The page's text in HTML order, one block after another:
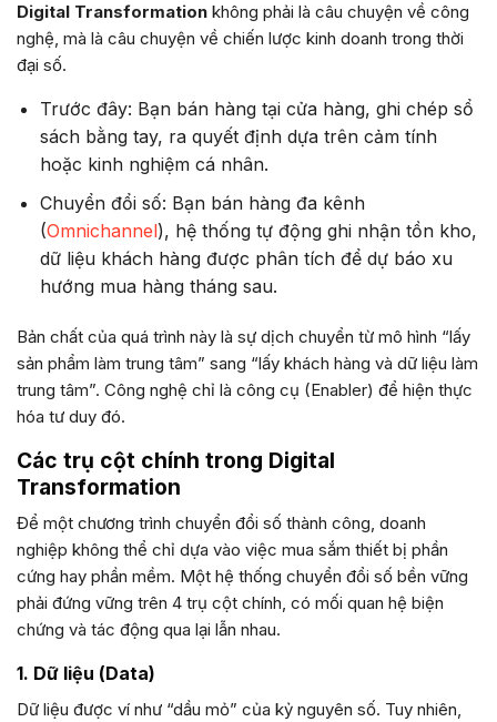
Digital Transformation không phải là câu chuyện về công
nghệ, mà là câu chuyện về chiến lược kinh doanh trong thời
đại số.
Trước đây: Bạn bán hàng tại cửa hàng, ghi chép sổ
sách bằng tay, ra quyết định dựa trên cảm tính
hoặc kinh nghiệm cá nhân.
Chuyển đổi số: Bạn bán hàng đa kênh
(Omnichannel), hệ thống tự động ghi nhận tồn kho,
dữ liệu khách hàng được phân tích để dự báo xu
hướng mua hàng tháng sau.
Bản chất của quá trình này là sự dịch chuyển từ mô hình “lấy
sản phẩm làm trung tâm” sang “lấy khách hàng và dữ liệu làm
trung tâm”. Công nghệ chỉ là công cụ (Enabler) để hiện thực
hóa tư duy đó.
Các trụ cột chính trong Digital
Transformation
Để một chương trình chuyển đổi số thành công, doanh
nghiệp không thể chỉ dựa vào việc mua sắm thiết bị phần
cứng hay phần mềm. Một hệ thống chuyển đổi số bền vững
phải đứng vững trên 4 trụ cột chính, có mối quan hệ biện
chứng và tác động qua lại lẫn nhau.
1. Dữ liệu (Data)
Dữ liệu được ví như “dầu mỏ” của kỷ nguyên số. Tuy nhiên,